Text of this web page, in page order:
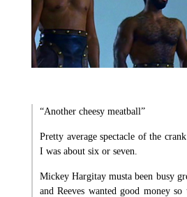
“Another cheesy meatball”
Pretty average spectacle of the
I was about six or seven.
Mickey Hargitay musta been busy
and Reeves wanted good money